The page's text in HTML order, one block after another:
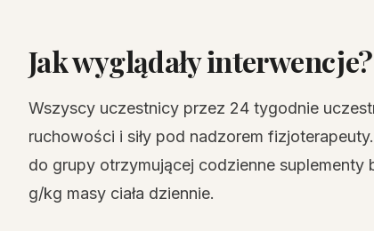
Jak wyglądały interwencje?
Wszyscy uczestnicy przez 24 tygodnie
ruchowości i siły pod nadzorem
do grupy otrzymującej codzienne suplementy
g/kg masy ciała dziennie.